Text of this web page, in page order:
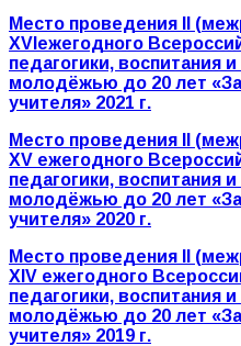
М есто проведения
XVI ежегодного
педагогики, воспитания
молодёжью до 20 лет
учителя» 2021 г.
Место проведения
XV ежегодного
педагогики, воспитания
молодёжью до 20 лет
учителя» 2020 г.
Место проведения
XIV ежегодного
педагогики, воспитания
молодёжью до 20 лет
учителя» 2019 г.